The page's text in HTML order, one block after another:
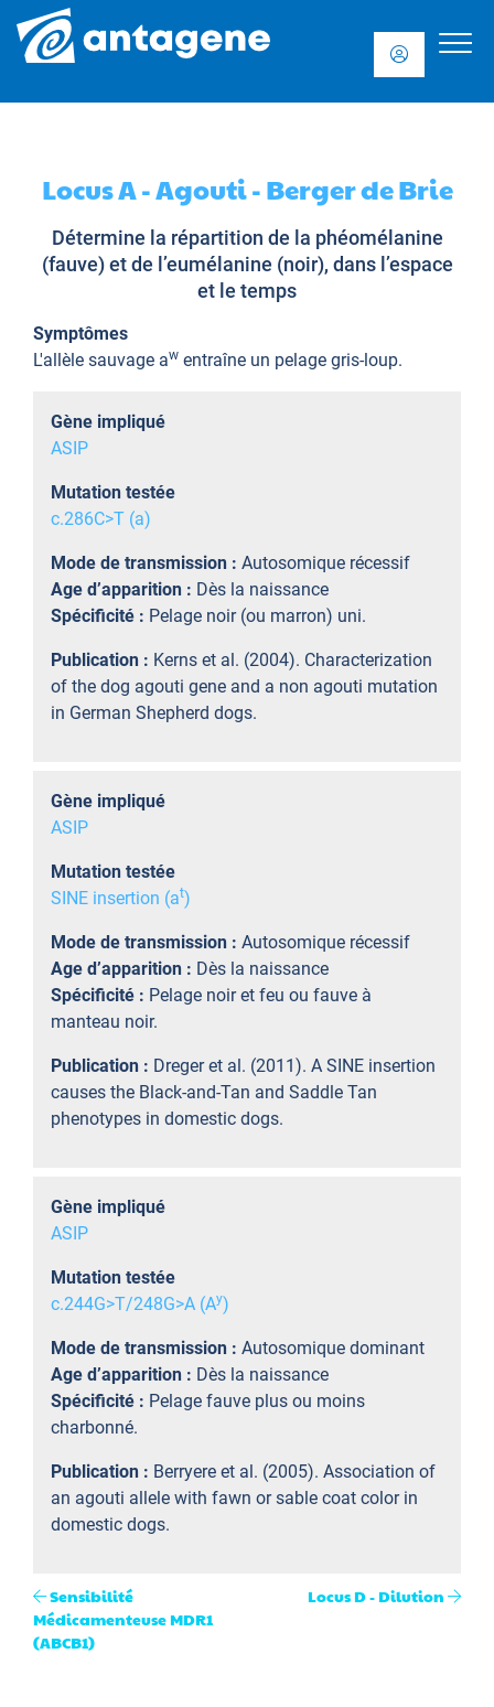
Locus A - Agouti - Berger de Brie
Détermine la répartition de la phéomélanine
(fauve) et de l’eumélanine (noir), dans l’espace
et le temps
Symptômes
L'allèle sauvage aw entraîne un pelage gris-loup.
Gène impliqué
ASIP
Mutation testée
c.286C>T (a)
Mode de transmission : Autosomique récessif
Age d’apparition : Dès la naissance
Spécificité : Pelage noir (ou marron) uni.
Publication : Kerns et al. (2004). Characterization
of the dog agouti gene and a non agouti mutation
in German Shepherd dogs.
Gène impliqué
ASIP
Mutation testée
SINE insertion (at)
Mode de transmission : Autosomique récessif
Age d’apparition : Dès la naissance
Spécificité : Pelage noir et feu ou fauve à
manteau noir.
Publication : Dreger et al. (2011). A SINE insertion
causes the Black-and-Tan and Saddle Tan
phenotypes in domestic dogs.
Gène impliqué
ASIP
Mutation testée
c.244G>T/248G>A (Ay)
Mode de transmission : Autosomique dominant
Age d’apparition : Dès la naissance
Spécificité : Pelage fauve plus ou moins
charbonné.
Publication : Berryere et al. (2005). Association of
an agouti allele with fawn or sable coat color in
domestic dogs.
Sensibilité
Médicamenteuse MDR1
(ABCB1)
Locus D - Dilution